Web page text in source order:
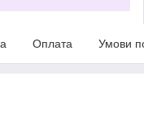
Оплата Умови